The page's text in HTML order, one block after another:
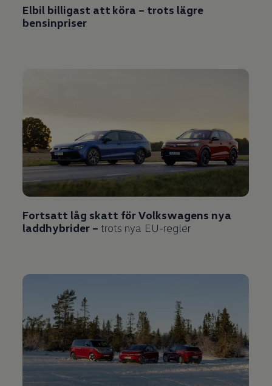
Elbil billigast att köra – trots lägre
bensinpriser
Fortsatt låg skatt för Volkswagens nya
laddhybrider – trots nya EU-regler